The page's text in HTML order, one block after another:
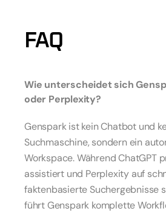
FAQ
Wie unterscheidet sich
oder Perplexity?
Genspark ist kein Chatbot und
Suchmaschine, sondern ein
Workspace. Während ChatGPT
assistiert und Perplexity auf
faktenbasierte Suchergebnisse
führt Genspark komplette